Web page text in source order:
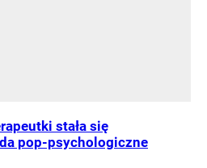
stała się
pop-psychologiczne